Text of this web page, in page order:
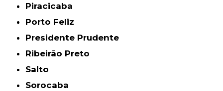
Piracicaba
Porto Feliz
Presidente Prudente
Ribeirão Preto
Salto
Sorocaba